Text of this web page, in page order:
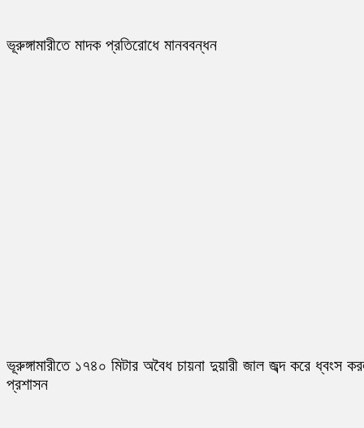
ভূরুঙ্গামারীতে মাদক প্রতিরোধে মানববন্ধন
ভূরুঙ্গামারীতে ১৭৪০ মিটার অবৈধ চায়না দুয়ারী জাল জব্দ করে ধ্বংস
প্রশাসন